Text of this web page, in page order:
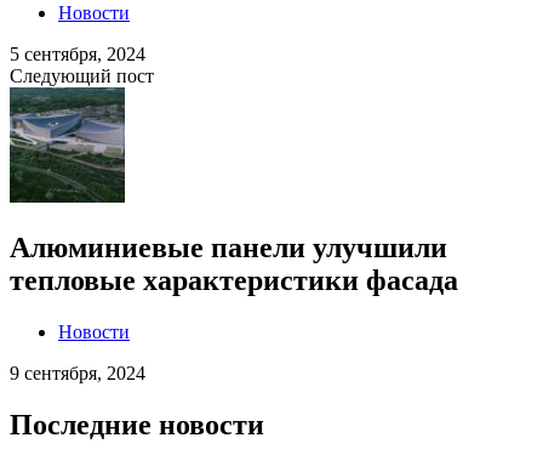
Новости
5 сентября, 2024
Следующий пост
Алюминиевые панели улучшили
тепловые характеристики фасада
Новости
9 сентября, 2024
Последние новости